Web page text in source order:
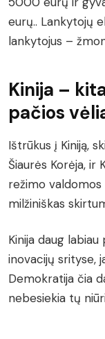
eurų.. Lankytojų
lankytojus –
Kinija –
pačios
Ištrūkus į Kiniją,
Šiaurės Korėja, ir
režimo
milžiniškas
Kinija daug
inovacijų srityse,
Demokratija čia
nebesiekia tų